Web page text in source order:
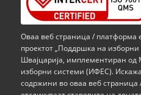
Оваа веб страница / платформа
проектот „Поддршка на
Швајцарија, имплементиран од
изборни системи (ИФЕС).
содржини во оваа веб